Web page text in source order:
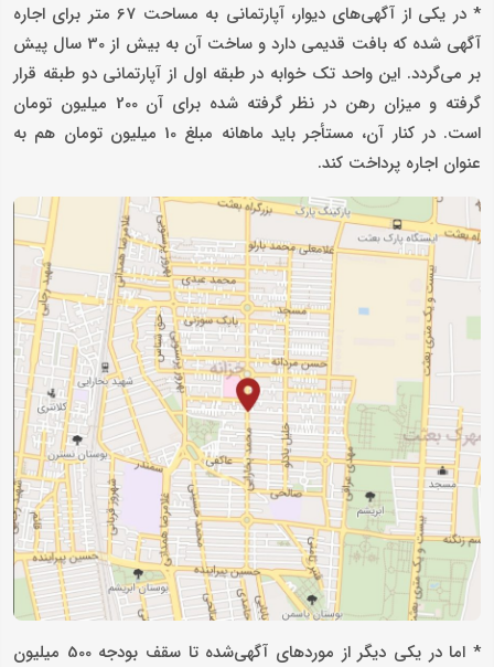
* در یکی از آگهی‌های دیوار، آپارتمانی به مساحت 67 متر برای اجاره
آگهی شده که بافت قدیمی دارد و ساخت آن به بیش از 30 سال پیش
بر می‌گردد. این واحد تک خوابه در طبقه اول از آپارتمانی دو طبقه قرار
گرفته و میزان رهن در نظر گرفته شده برای آن 200 میلیون تومان
است. در کنار آن، مستأجر باید ماهانه مبلغ 10 میلیون تومان هم به
عنوان اجاره پرداخت کند.
* اما در یکی دیگر از موردهای آگهی‌شده تا سقف بودجه 500 میلیون